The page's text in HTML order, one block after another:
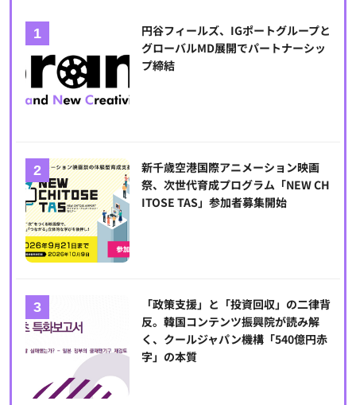
円谷フィールズ、IGポートグループと
グローバルMD展開でパートナーシッ
プ締結
新千歳空港国際アニメーション映画
祭、次世代育成プログラム「NEW CH
ITOSE TAS」参加者募集開始
「政策支援」と「投資回収」の二律背
反。韓国コンテンツ振興院が読み解
く、クールジャパン機構「540億円赤
字」の本質